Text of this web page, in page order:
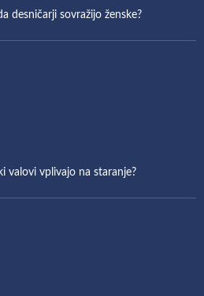
desničarji sovražijo ženske?
valovi vplivajo na staranje?